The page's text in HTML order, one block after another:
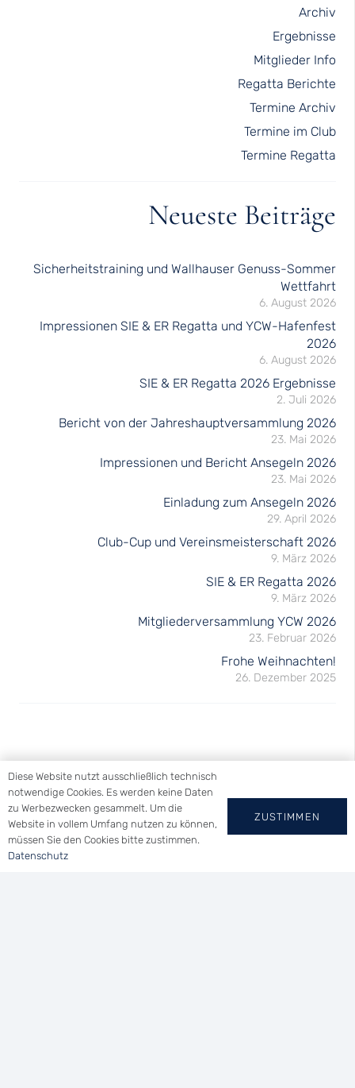
Archiv
Ergebnisse
Mitglieder Info
Regatta Berichte
Termine Archiv
Termine im Club
Termine Regatta
Neueste Beiträge
Sicherheitstraining und Wallhauser Genuss-Sommer
Wettfahrt
6. August 2026
Impressionen SIE & ER Regatta und YCW-Hafenfest
2026
6. August 2026
SIE & ER Regatta 2026 Ergebnisse
2. Juli 2026
Bericht von der Jahreshauptversammlung 2026
23. Mai 2026
Impressionen und Bericht Ansegeln 2026
23. Mai 2026
Einladung zum Ansegeln 2026
29. April 2026
Club-Cup und Vereinsmeisterschaft 2026
9. März 2026
SIE & ER Regatta 2026
9. März 2026
Mitgliederversammlung YCW 2026
23. Februar 2026
Frohe Weihnachten!
26. Dezember 2025
YACHT-CLUB
WALLHAUSEN E.V.
Diese Website nutzt ausschließlich technisch
notwendige Cookies. Es werden keine Daten
zu Werbezwecken gesammelt. Um die
Website in vollem Umfang nutzen zu können,
müssen Sie den Cookies bitte zustimmen.
Datenschutz
ZUSTIMMEN